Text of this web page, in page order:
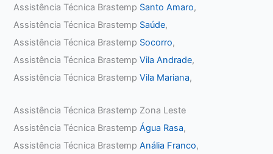
Assistência Técnica Brastemp Santo Amaro,
Assistência Técnica Brastemp Saúde,
Assistência Técnica Brastemp Socorro,
Assistência Técnica BrastempVila Andrade,
Assistência Técnica BrastempVila Mariana,
Assistência Técnica Brastemp Zona Leste
Assistência Técnica BrastempÁgua Rasa,
Assistência Técnica BrastempAnália Franco,